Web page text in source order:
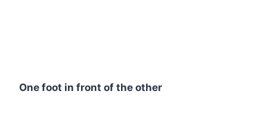
One foot in front of the other